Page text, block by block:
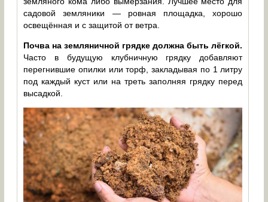
садовой земляники — ровная площадка, хорошо
освещённая и с защитой от ветра.
Почва на земляничной грядке должна быть лёгкой.
Часто в будущую клубничную грядку добавляют
перегнившие опилки или торф, закладывая по 1 литру
под каждый куст или на треть заполняя грядку перед
высадкой.